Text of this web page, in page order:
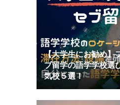
【大学生にお勧め】
ブ留学の語学学校選
気校５選！